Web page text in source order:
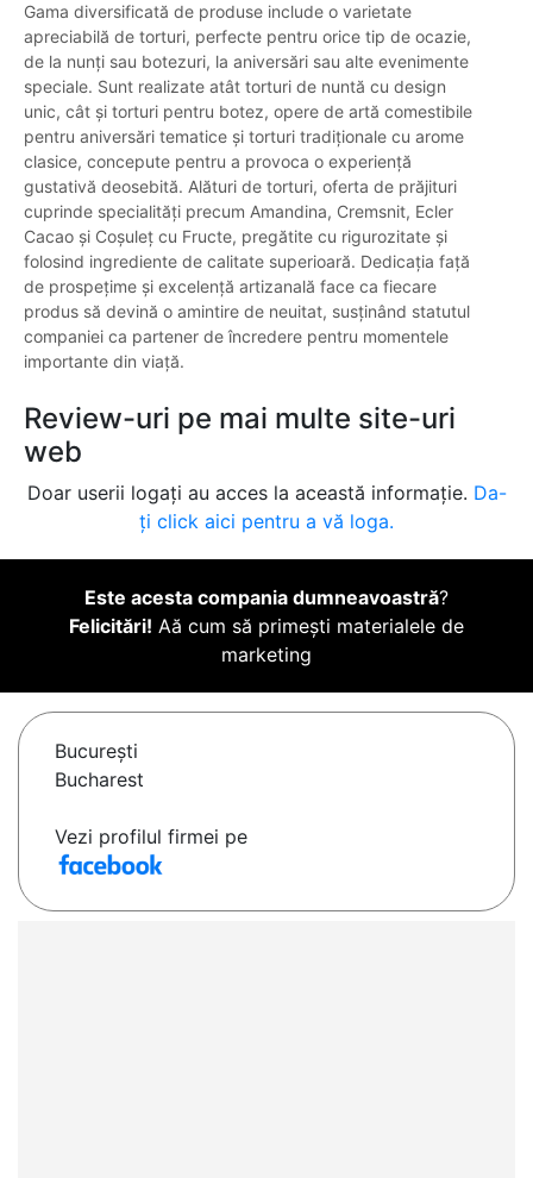
Gama diversificată de produse include o varietate
apreciabilă de torturi, perfecte pentru orice tip de ocazie,
de la nunți sau botezuri, la aniversări sau alte evenimente
speciale. Sunt realizate atât torturi de nuntă cu design
unic, cât și torturi pentru botez, opere de artă comestibile
pentru aniversări tematice și torturi tradiționale cu arome
clasice, concepute pentru a provoca o experiență
gustativă deosebită. Alături de torturi, oferta de prăjituri
cuprinde specialități precum Amandina, Cremsnit, Ecler
Cacao și Coșuleț cu Fructe, pregătite cu rigurozitate și
folosind ingrediente de calitate superioară. Dedicația față
de prospețime și excelență artizanală face ca fiecare
produs să devină o amintire de neuitat, susținând statutul
companiei ca partener de încredere pentru momentele
importante din viață.
Review-uri pe mai multe site-uri
web
Doar userii logați au acces la această informație. Da-
ți click aici pentru a vă loga.
Este acesta compania dumneavoastră?
Felicitări! Aă cum să primești materialele de
marketing
Bucureşti
Bucharest
Vezi profilul firmei pe